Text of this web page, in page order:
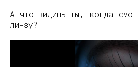
А что видишь ты, когда
линзу?